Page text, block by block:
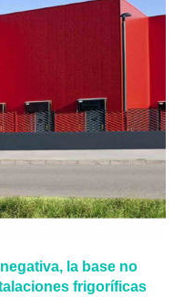
la base no
frigoríficas